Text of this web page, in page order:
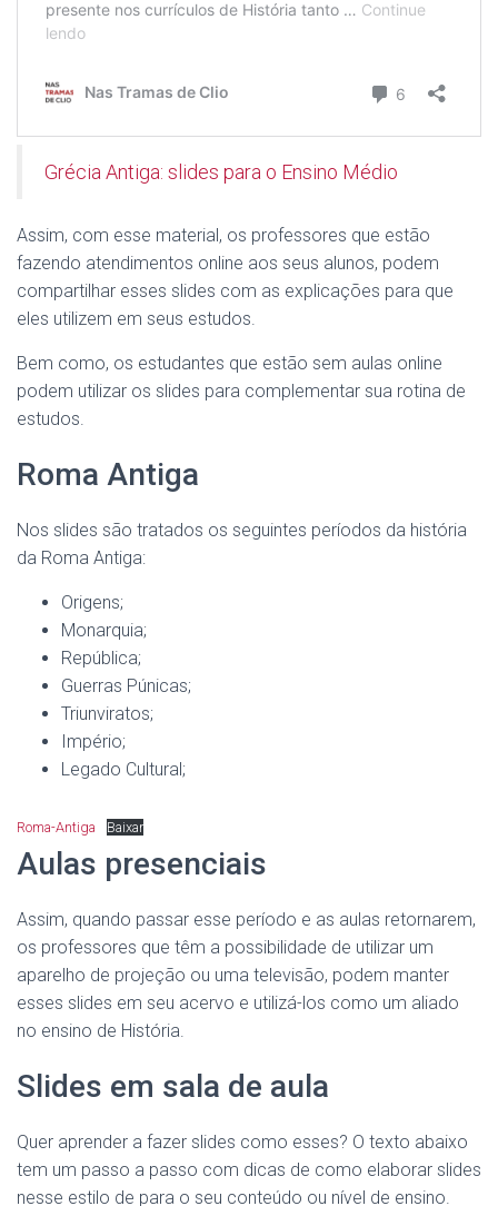
Grécia Antiga: slides para o Ensino Médio
Assim, com esse material, os professores que estão
fazendo atendimentos online aos seus alunos, podem
compartilhar esses slides com as explicações para que
eles utilizem em seus estudos.
Bem como, os estudantes que estão sem aulas online
podem utilizar os slides para complementar sua rotina de
estudos.
Roma Antiga
Nos slides são tratados os seguintes períodos da história
da Roma Antiga:
Origens;
Monarquia;
República;
Guerras Púnicas;
Triunviratos;
Império;
Legado Cultural;
Roma-Antiga Baixar
Aulas presenciais
Assim, quando passar esse período e as aulas retornarem,
os professores que têm a possibilidade de utilizar um
aparelho de projeção ou uma televisão, podem manter
esses slides em seu acervo e utilizá-los como um aliado
no ensino de História.
Slides em sala de aula
Quer aprender a fazer slides como esses? O texto abaixo
tem um passo a passo com dicas de como elaborar slides
nesse estilo de para o seu conteúdo ou nível de ensino.